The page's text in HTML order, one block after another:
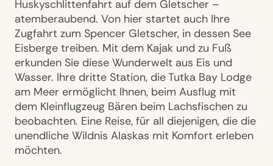
Huskyschlittenfahrt auf dem Gletscher –
atemberaubend. Von hier startet auch Ihre
Zugfahrt zum Spencer Gletscher, in dessen See
Eisberge treiben. Mit dem Kajak und zu Fuß
erkunden Sie diese Wunderwelt aus Eis und
Wasser. Ihre dritte Station, die Tutka Bay Lodge
am Meer ermöglicht Ihnen, beim Ausflug mit
dem Kleinflugzeug Bären beim Lachsfischen zu
beobachten. Eine Reise, für all diejenigen, die die
unendliche Wildnis Alaskas mit Komfort erleben
möchten.